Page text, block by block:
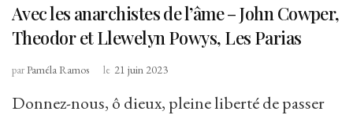
Avec les anarchistes de l’âme – John Cowper,
Theodor et Llewelyn Powys, Les Parias
parPaméla Ramos le 21 juin 2023
Donnez-nous, ô dieux, pleine liberté de passer